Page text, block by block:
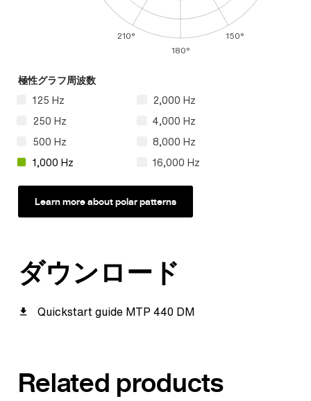
150°
180°
210°
極性グラフ周波数
125 Hz
250 Hz
500 Hz
1,000 Hz
2,000 Hz
4,000 Hz
8,000 Hz
16,000 Hz
Learn more about polar patterns
ダウンロード
Quickstart guide MTP 440 DM
Related products